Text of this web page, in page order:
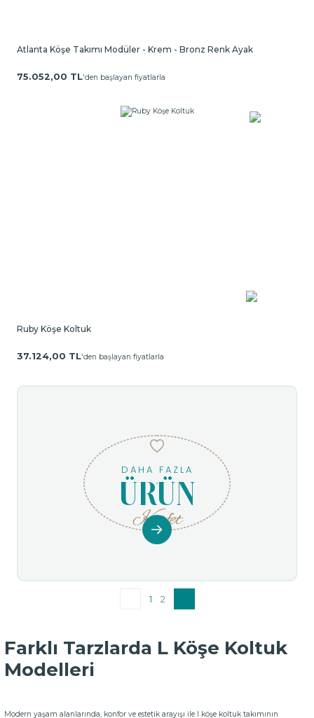
Atlanta Köşe Takımı Modüler - Krem - Bronz Renk Ayak
75.052,00 TL'den başlayan fiyatlarla
Ruby Köşe Koltuk
37.124,00 TL'den başlayan fiyatlarla
DAHA FAZLA
ÜRÜN
Keşfet
1 2
Farklı Tarzlarda L Köşe Koltuk
Modelleri
Modern yaşam alanlarında, konfor ve estetik arayışı ile l köşe koltuk takımının